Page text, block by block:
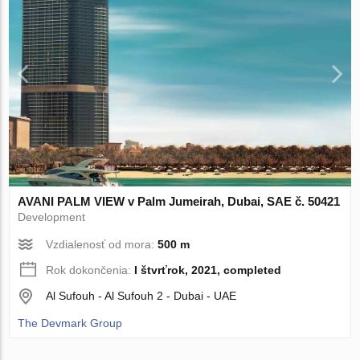
AVANI PALM VIEW v Palm Jumeirah, Dubai, SAE č. 50421
Development
Vzdialenosť od mora:500 m
Rok dokončenia: I štvrťrok, 2021, completed
Al Sufouh - Al Sufouh 2 - Dubai - UAE
The Devmark Group